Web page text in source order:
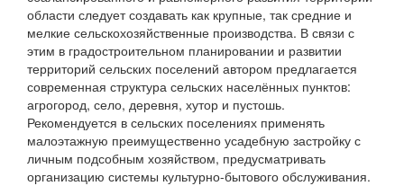
об­ласти следует создавать как крупные, так средние и
мелкие сельскохозяйственные производства. В связи с
этим в градо­строительном планировании и развитии
территорий сельских поселений автором предлагается
современная структура сельских населённых пунктов:
агрогород, село, деревня, хутор и пустошь.
Рекомендуется в сельских поселениях применять
малоэтажную преимущественно усадебную застройку с
лич­ным подсобным хозяйством, предусматривать
организацию системы культурно-бытового обслуживания.